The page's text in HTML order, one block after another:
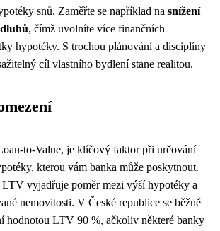
snů. Zaměřte se například na snížení
, čímž uvolníte více finančních
hypotéky. S trochou plánování a disciplíny
cíl vlastního bydlení stane realitou.
to-Value, je klíčový faktor při určování
kterou vám banka může poskytnout.
LTV vyjadřuje poměr mezi výší hypotéky a
nemovitosti. V České republice se běžně
hodnotou LTV 90 %, ačkoliv některé banky